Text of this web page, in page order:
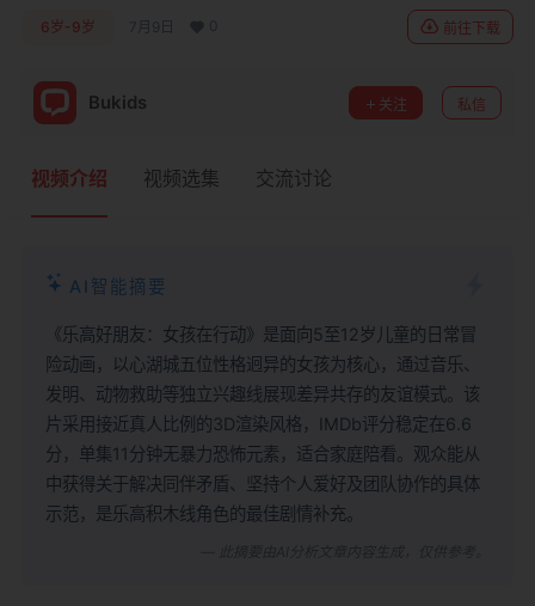
6岁-9岁 7月9日 前往下载
Bukids 关注 私信
视频介绍 视频选集 交流讨论
AI智能摘要
《乐高好朋友：女孩在行动》是面向5至12岁儿童的日常冒
险动画，以心湖城五位性格迥异的女孩为核心，通过音乐、
发明、动物救助等独立兴趣线展现差异共存的友谊模式。该
片采用接近真人比例的3D渲染风格，IMDb评分稳定在6.6
分，单集11分钟无暴力恐怖元素，适合家庭陪看。观众能从
中获得关于解决同伴矛盾、坚持个人爱好及团队协作的具体
示范，是乐高积木线角色的最佳剧情补充。